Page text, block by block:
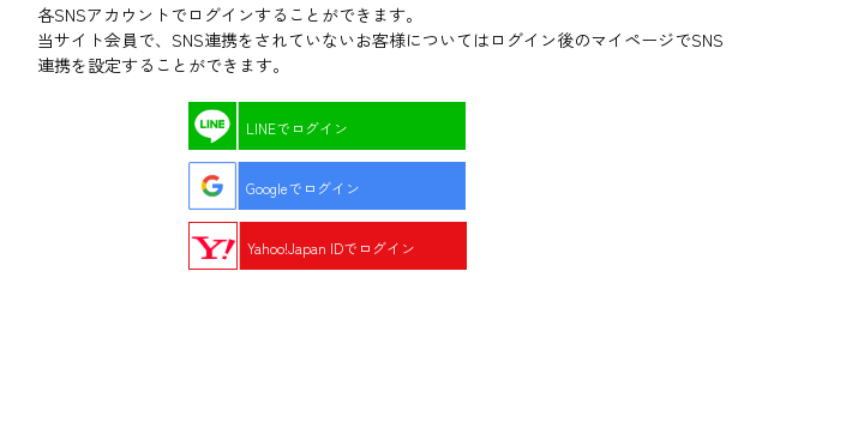
各SNSアカウントでログインすることができます。
当サイト会員で、SNS連携をされていないお客様についてはログイン後のマイページでSNS
連携を設定することができます。
LINEでログイン
Googleでログイン
Yahoo!Japan IDでログイン